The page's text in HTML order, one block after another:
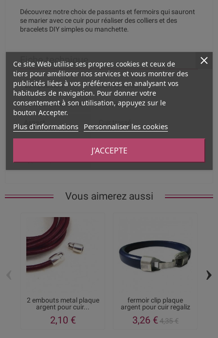
Découvrez notre choix de passants et fermoirs qui sauront
se marier avec ce cuir pour réaliser des colliers et des
bracelets DIY simples ou manchette.
Fiche technique
Composition Cuir Véritable
Couleur dominante vert pistache
Aspect Cuir tressé
Largeur 6 mm
Vous aimerez aussi
2 embouts metal plaque
argent pour cuir...
2,10 €
fermoir clip plaque
argent pour cuir regaliz
3,26 €4,35 €
›
Ce site Web utilise ses propres cookies et ceux de
tiers pour améliorer nos services et vous montrer des
publicités liées à vos préférences en analysant vos
habitudes de navigation. Pour donner votre
consentement à son utilisation, appuyez sur le
bouton Accepter.
Plus d'informations Personnaliser les cookies
J'ACCEPTE